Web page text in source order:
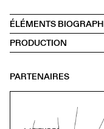
ÉLÉMENTS
PRODUCTION
PARTENAIRES